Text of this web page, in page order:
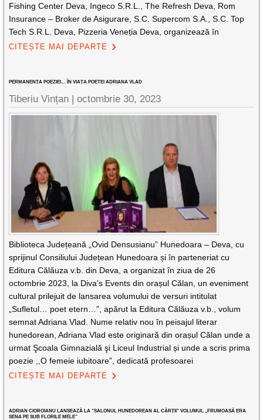
Fishing Center Deva, Ingeco S.R.L., The Refresh Deva, Rom
Insurance – Broker de Asigurare, S.C. Supercom S.A., S.C. Top
Tech S.R.L. Deva, Pizzeria Veneția Deva, organizează în
CITEȘTE MAI DEPARTE
PERMANENȚA POEZIEI… ÎN VIAȚA POETEI ADRIANA VLAD
Tiberiu Vințan |octombrie 30, 2023
Biblioteca Județeană „Ovid Densusianu” Hunedoara – Deva, cu
sprijinul Consiliului Județean Hunedoara și în parteneriat cu
Editura Călăuza v.b. din Deva, a organizat în ziua de 26
octombrie 2023, la Diva’s Events din orașul Călan, un eveniment
cultural prilejuit de lansarea volumului de versuri intitulat
„Sufletul… poet etern…”, apărut la Editura Călăuza v.b., volum
semnat Adriana Vlad. Nume relativ nou în peisajul literar
hunedorean, Adriana Vlad este originară din orașul Călan unde a
urmat Şcoala Gimnazială şi Liceul Industrial și unde a scris prima
poezie ,,O femeie iubitoare”, dedicată profesoarei
CITEȘTE MAI DEPARTE
ADRIAN CIOROIANU LANSEAZĂ LA ”SALONUL HUNEDOREAN AL CĂRȚII” VOLUMUL „FRUMOASĂ ERA
SENA PE SUB FLORILE MELE”